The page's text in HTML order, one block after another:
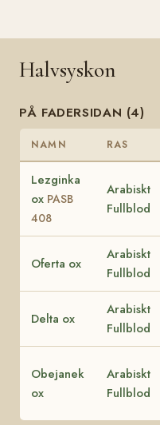
Halvsyskon
PÅ FADERSIDAN (4)
NAMN RAS
Lezginka
ox PASB
408
Arabiskt
Fullblod
Oferta ox
Arabiskt
Fullblod
Delta ox
Arabiskt
Fullblod
Obejanek
ox
Arabiskt
Fullblod